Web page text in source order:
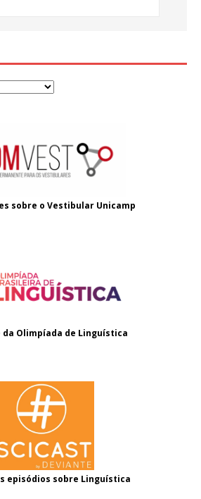
sobre o Vestibular Unicamp
Olimpíada de Linguística
episódios sobre Linguística